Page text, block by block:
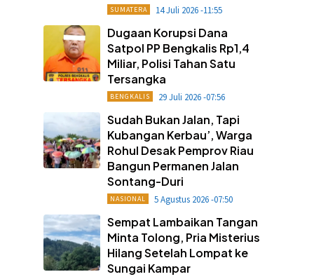
SUMATERA 14 Juli 2026 -11:55
Dugaan Korupsi Dana
Satpol PP Bengkalis Rp1,4
Miliar, Polisi Tahan Satu
Tersangka
BENGKALIS 29 Juli 2026 -07:56
Sudah Bukan Jalan, Tapi
Kubangan Kerbau’, Warga
Rohul Desak Pemprov Riau
Bangun Permanen Jalan
Sontang-Duri
NASIONAL 5 Agustus 2026 -07:50
Sempat Lambaikan Tangan
Minta Tolong, Pria Misterius
Hilang Setelah Lompat ke
Sungai Kampar